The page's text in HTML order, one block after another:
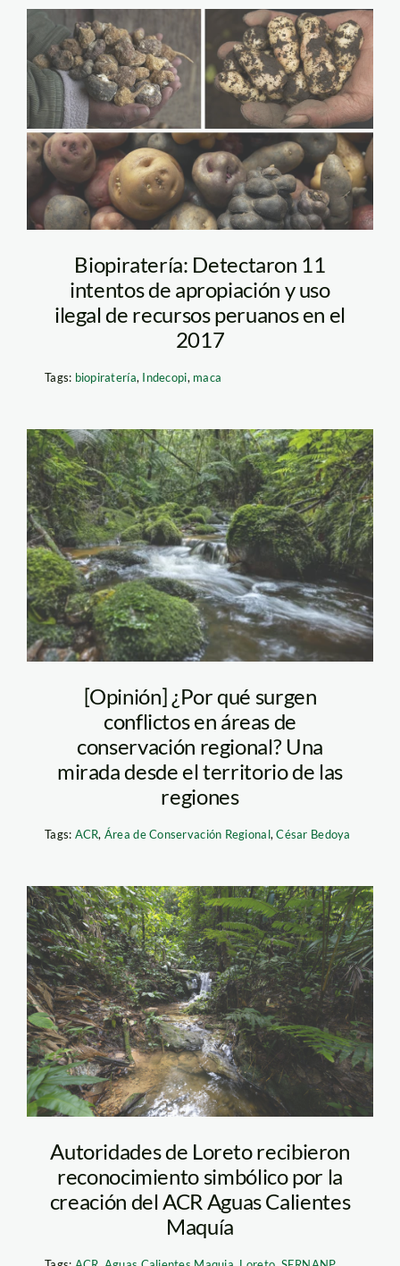
agr02_2
Biopiratería: Detectaron 11
intentos de apropiación y uso
ilegal de recursos peruanos en el
2017
Tags: biopiratería, Indecopi, maca
agua-en-
chontabamba-
huancabamba-foto-
diego-perez-spda
[Opinión] ¿Por qué surgen
conflictos en áreas de
conservación regional? Una
mirada desde el territorio de las
regiones
Tags: ACR, Área de Conservación Regional,César Bedoya
Aguas-Calientes-
Maquia_-DiegoP_3
Autoridades de Loreto recibieron
reconocimiento simbólico por la
creación del ACR Aguas Calientes
Maquía